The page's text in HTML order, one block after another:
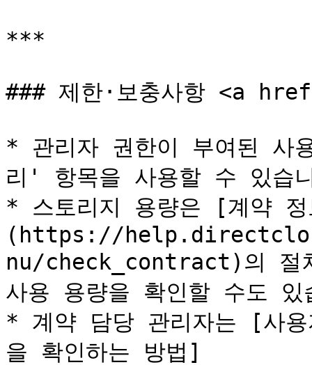
***
### 제한·보충사항 <a
* 관리자 권한이 부여된 사
리' 항목을 사용할 수 있습
* 스토리지 용량은 [계약
(https://
nu/check_contract)의 절
사용 용량을 확인할 수도 있
* 계약 담당 관리자는 [사용
을 확인하는 방법]